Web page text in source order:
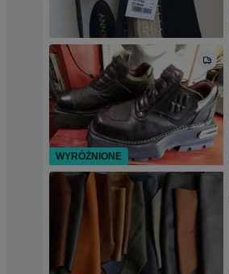
WYRÓŻNIONE